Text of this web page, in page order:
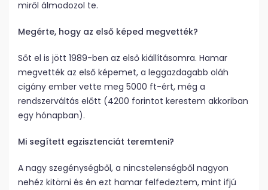
miről álmodozol te.
Megérte, hogy az első képed megvették?
Sőt el is jött 1989-ben az első kiállításomra. Hamar
megvették az első képemet, a leggazdagabb oláh
cigány ember vette meg 5000 ft-ért, még a
rendszerváltás előtt (4200 forintot kerestem akkoriban
egy hónapban).
Mi segített egzisztenciát teremteni?
A nagy szegénységből, a nincstelenségből nagyon
nehéz kitörni és én ezt hamar felfedeztem, mint ifjú